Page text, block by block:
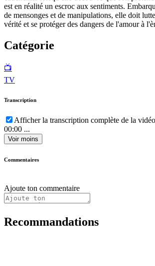
est en réalité un escroc aux sentiments.
de mensonges et de manipulations, elle doit
vérité et se protéger des dangers de l'amour à
Catégorie
📺
TV
Transcription
Afficher la transcription complète de la vidéo
00:00 ...
Voir moins
Commentaires
Ajoute ton commentaire
Recommandations